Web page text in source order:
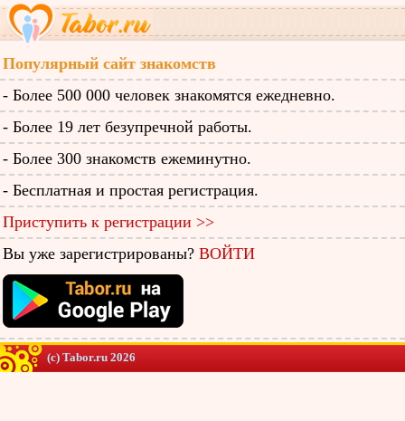
Популярный сайт знакомств
- Более 500 000 человек знакомятся ежедневно.
- Более 19 лет безупречной работы.
- Более 300 знакомств ежеминутно.
- Бесплатная и простая регистрация.
Приступить к регистрации >>
Вы уже зарегистрированы? ВОЙТИ
(c) Tabor.ru 2026